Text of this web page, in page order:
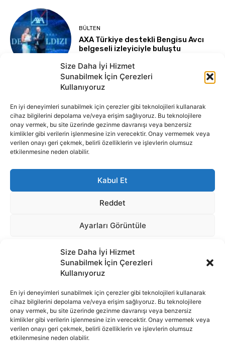
Size Daha İyi Hizmet
Sunabilmek İçin Çerezleri
Kullanıyoruz
En iyi deneyimleri sunabilmek için çerezler gibi teknolojileri kullanarak
cihaz bilgilerini depolama ve/veya erişim sağlıyoruz. Bu teknolojilere
onay vermek, bu site üzerinde gezinme davranışı veya benzersiz
kimlikler gibi verilerin işlenmesine izin verecektir. Onay vermemek veya
verilen onayı geri çekmek, belirli özelliklerin ve işlevlerin olumsuz
etkilenmesine neden olabilir.
İnternet portalımızda yer alan tüm haber metini, resim ve benzeri
içeriğin hakları Sigortamedya Yayıncılık A.Ş.'ye aittir. Hiçbir şekilde
basılı ya da elektronik bir ortamda, kaynak gösterilse bile izin